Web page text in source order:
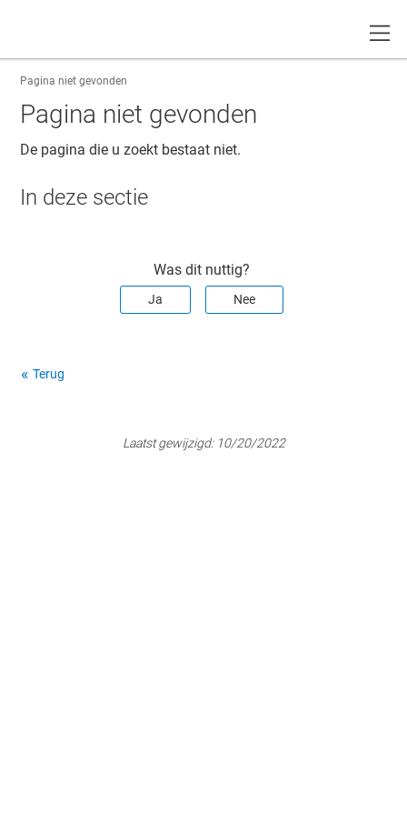
Pagina niet gevonden
Pagina niet gevonden
De pagina die u zoekt bestaat niet.
In deze sectie
Was dit nuttig?
Ja Nee
Terug
Laatst gewijzigd: 10/20/2022